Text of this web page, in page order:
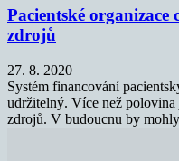
Pacientské organizace
zdrojů
27. 8. 2020
Systém financování
udržitelný. Více než
zdrojů. V budoucnu by